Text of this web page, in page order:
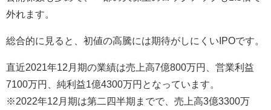
外れます。
総合的に見ると、初値の高騰には期待がしにくいIPOです。
直近2021年12月期の業績は売上高7億800万円、営業利益
7100万円、純利益1億4300万円となっています。
※2022年12月期は第二四半期までで、売上高3億3300万